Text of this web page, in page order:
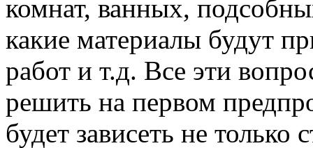
комнат, ванных,
какие материалы будут
работ и т.д. Все эти
решить на первом
будет зависеть не